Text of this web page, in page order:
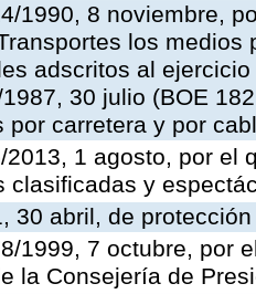
1990, 8 noviembre,
los
adscritos al
30 julio (BOE
por carretera y por
2013, 1 agosto, por el
clasificadas y
30 abril, de
1999, 7 octubre, por
la Consejería de